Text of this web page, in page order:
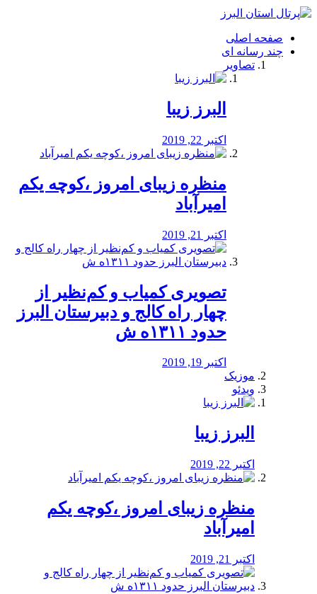
فصد
شرق
تهران
خشکشویی
صفحه اصلی
چند رسانه ای
تصاویر
البرز زیبا
اکتبر 22, 2019
منظره‌‌ زیبای امروز ،کوچه یکم
امیرآباد
اکتبر 21, 2019
️تصویری کمیاب و کم‌نظیر از
چهار راه كالج و دبيرستان البرز
حدود ۱۳۱۱ه ش
اکتبر 19, 2019
موزیک
ویدئو
البرز زیبا
اکتبر 22, 2019
منظره‌‌ زیبای امروز ،کوچه یکم
امیرآباد
اکتبر 21, 2019